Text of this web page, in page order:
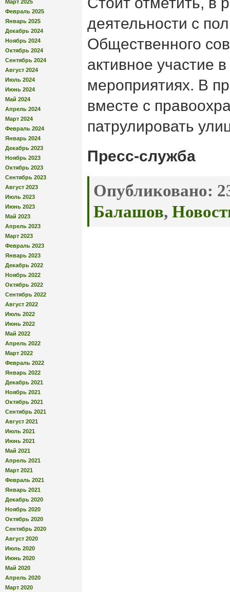
Март 2025
Февраль 2025
Январь 2025
Декабрь 2024
Ноябрь 2024
Октябрь 2024
Сентябрь 2024
Август 2024
Июль 2024
Июнь 2024
Май 2024
Апрель 2024
Март 2024
Февраль 2024
Январь 2024
Декабрь 2023
Ноябрь 2023
Октябрь 2023
Сентябрь 2023
Август 2023
Июль 2023
Июнь 2023
Май 2023
Апрель 2023
Март 2023
Февраль 2023
Январь 2023
Декабрь 2022
Ноябрь 2022
Октябрь 2022
Сентябрь 2022
Август 2022
Июль 2022
Июнь 2022
Май 2022
Апрель 2022
Март 2022
Февраль 2022
Январь 2022
Декабрь 2021
Ноябрь 2021
Октябрь 2021
Сентябрь 2021
Август 2021
Июль 2021
Июнь 2021
Май 2021
Апрель 2021
Март 2021
Февраль 2021
Январь 2021
Декабрь 2020
Ноябрь 2020
Октябрь 2020
Сентябрь 2020
Август 2020
Июль 2020
Июнь 2020
Май 2020
Апрель 2020
Март 2020
деятельности с
Общественного
активное участие
мероприятиях. В
вместе с
патрулировать
Пресс-служба
Опубликовано:
Балашов,